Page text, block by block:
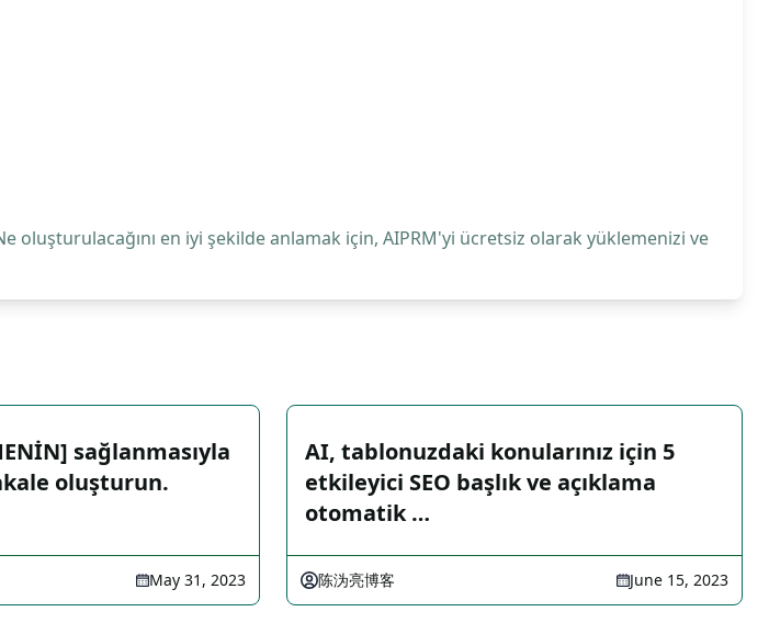
oluşturulacağını en iyi şekilde anlamak için, AIPRM'yi ücretsiz olarak yüklemenizi ve
sağlanmasıyla
oluşturun.
May 31, 2023
AI, tablonuzdaki konularınız için 5
etkileyici SEO başlık ve açıklama
otomatik …
陈沩亮博客 June 15, 2023